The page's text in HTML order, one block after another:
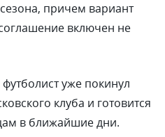
причем вариант
включен не
уже покинул
клуба и готовится
в ближайшие дни.